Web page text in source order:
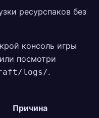
ресурспаков без
консоль игры
посмотри
logs/.
Причина